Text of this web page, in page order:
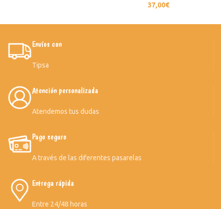
37,00€
Envíos con
Tipsa
Atención personalizada
Atendemos tus dudas
Pago seguro
A través de las diferentes pasarelas
Entrega rápida
Entre 24/48 horas